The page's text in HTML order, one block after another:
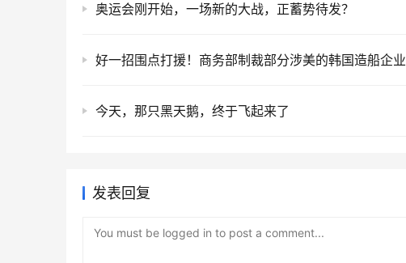
奥运会刚开始，一场新的大战，正蓄势待发？
好一招围点打援！商务部制裁部分涉美的韩国造船企业
今天，那只黑天鹅，终于飞起来了
发表回复
You must be logged in to post a comment...